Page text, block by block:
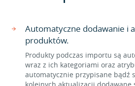
Automatyczne dodawanie i
produktów.
Produkty podczas importu są
wraz z ich kategoriami oraz
automatycznie przypisane bądź